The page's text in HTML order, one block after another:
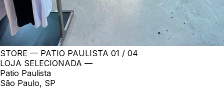
STORE — PATIO PAULISTA 01 / 04
LOJA SELECIONADA —
Patio Paulista
São Paulo, SP